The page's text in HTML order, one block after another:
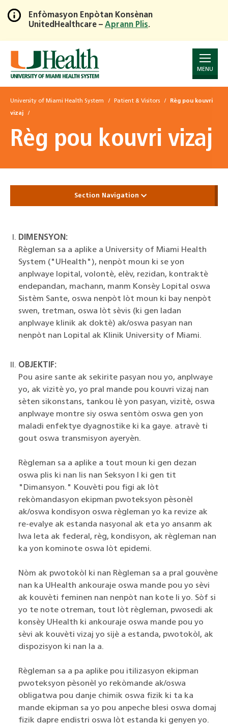
Skip
to
Main
Content
Enfòmasyon Enpòtan Konsènan
UnitedHealthcare – Aprann Plis.
MENU
University of Miami Health System Patient & Visitors Règ pou kouvri
vizaj
Règ pou kouvri vizaj
Section Navigation
DIMENSYON:
Règleman sa a aplike a University of Miami Health
System ("UHealth"), nenpòt moun ki se yon
anplwaye lopital, volontè, elèv, rezidan, kontraktè
endepandan, machann, manm Konsèy Lopital oswa
Sistèm Sante, oswa nenpòt lòt moun ki bay nenpòt
swen, tretman, oswa lòt sèvis (ki gen ladan
anplwaye klinik ak doktè) ak/oswa pasyan nan
nenpòt nan Lopital ak Klinik University of Miami.
OBJEKTIF:
Pou asire sante ak sekirite pasyan nou yo, anplwaye
yo, ak vizitè yo, yo pral mande pou kouvri vizaj nan
sèten sikonstans, tankou lè yon pasyan, vizitè, oswa
anplwaye montre siy oswa sentòm oswa gen yon
maladi enfektye dyagnostike ki ka gaye. atravè ti
gout oswa transmisyon ayeryèn.
Règleman sa a aplike a tout moun ki gen dezan
oswa plis ki nan lis nan Seksyon I ki gen tit
"Dimansyon." Kouvèti pou figi ak lòt
rekòmandasyon ekipman pwoteksyon pèsonèl
ak/oswa kondisyon oswa règleman yo ka revize ak
re-evalye ak estanda nasyonal ak eta yo ansanm ak
lwa leta ak federal, règ, kondisyon, ak règleman nan
ka yon kominote oswa lòt epidemi.
Nòm ak pwotokòl ki nan Règleman sa a pral gouvène
nan ka UHealth ankouraje oswa mande pou yo sèvi
ak kouvèti feminen nan nenpòt nan kote li yo. Sòf si
yo te note otreman, tout lòt règleman, pwosedi ak
konsèy UHealth ki ankouraje oswa mande pou yo
sèvi ak kouvèti vizaj yo sijè a estanda, pwotokòl, ak
dispozisyon ki nan la a.
Règleman sa a pa aplike pou itilizasyon ekipman
pwoteksyon pèsonèl yo rekòmande ak/oswa
obligatwa pou danje chimik oswa fizik ki ta ka
mande ekipman sa yo pou anpeche blesi oswa domaj
fizik dapre endistri oswa lòt estanda ki genyen yo.